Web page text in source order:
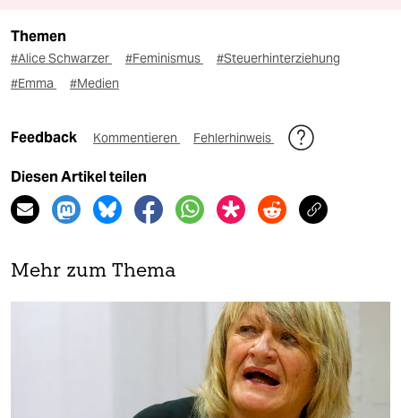
Themen
#Alice Schwarzer #Feminismus
#Steuerhinterziehung
#Emma
#Medien
Feedback Kommentieren Fehlerhinweis
Diesen Artikel teilen
Mehr zum Thema